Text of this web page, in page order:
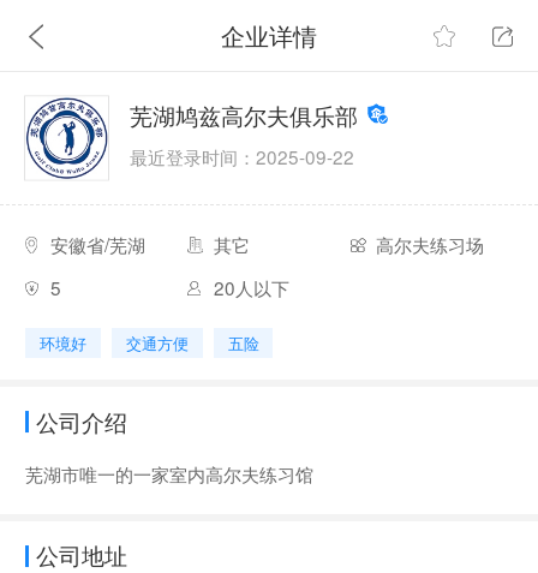
企业详情
芜湖鸠兹高尔夫俱乐部
最近登录时间：2025-09-22
安徽省/芜湖 其它
高尔夫练习场
5
20人以下
环境好 交通方便 五险
公司介绍
芜湖市唯一的一家室内高尔夫练习馆
公司地址